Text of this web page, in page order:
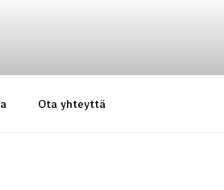
Ota yhteyttä